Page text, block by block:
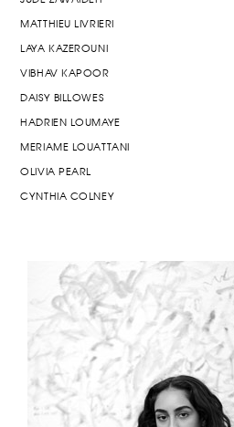
MATTHIEU LIVRIERI
LAYA KAZEROUNI
VIBHAV KAPOOR
DAISY BILLOWES
HADRIEN LOUMAYE
MERIAME LOUATTANI
OLIVIA PEARL
CYNTHIA COLNEY